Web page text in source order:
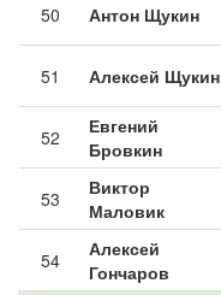
50 Антон Щукин
51 Алексей Щукин
52
Евгений
Бровкин
53
Виктор
Маловик
54
Алексей
Гончаров